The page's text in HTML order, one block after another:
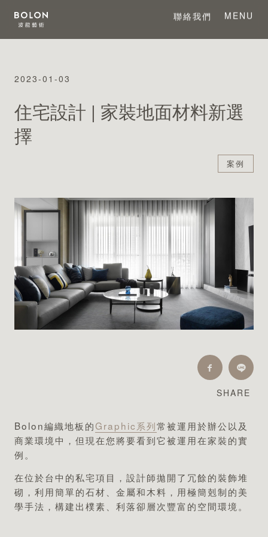
聯絡我們 MENU
關於 BOLON
關於波龍藝術
項目案例
最新消息
下載中心
永續發展
環境影響
2023-01-03
住宅設計 | 家裝地面材料新選
擇
案例
Bolon編織地板的Graphic系列常被運用於辦公以及
商業環境中，但現在您將要看到它被運用在家裝的實
例。
在位於台中的私宅項目，設計師拋開了冗餘的裝飾堆
砌，利用簡單的石材、金屬和木料，用極簡剋制的美
學手法，構建出樸素、利落卻層次豐富的空間環境。
SHARE